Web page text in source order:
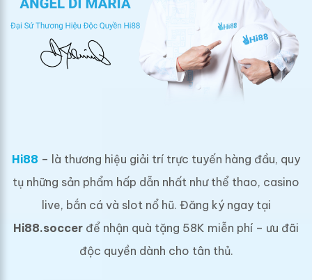
Hi88 – là thương hiệu giải trí trực tuyến hàng đầu, quy
tụ những sản phẩm hấp dẫn nhất như thể thao, casino
live, bắn cá và slot nổ hũ. Đăng ký ngay tại
Hi88.soccer để nhận quà tặng 58K miễn phí – ưu đãi
độc quyền dành cho tân thủ.